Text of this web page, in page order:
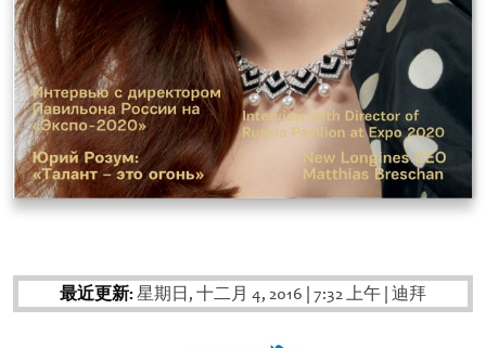
最近更新:星期日, 十二月 4, 2016 7:32 上午 迪拜